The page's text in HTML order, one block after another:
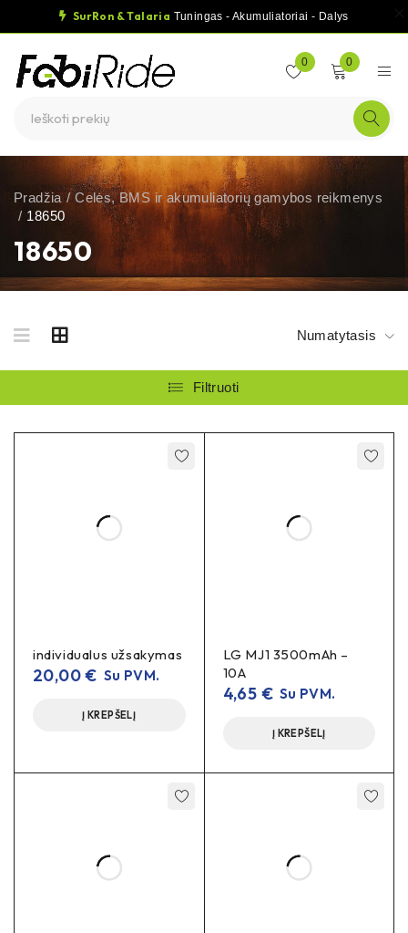
SurRon & Talaria Tuningas - Akumuliatoriai - Dalys
0 0
18650
Pradžia / Celės, BMS ir akumuliatorių gamybos reikmenys
/ 18650
Numatytasis
Filtruoti
individualus užsakymas
20,00€ Su PVM.
Į KREPŠELĮ
LG MJ1 3500mAh –
10A
4,65 €Su PVM.
Į KREPŠELĮ